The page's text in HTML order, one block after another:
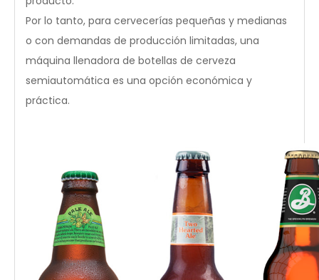
Por lo tanto, para cervecerías pequeñas y medianas
o con demandas de producción limitadas, una
máquina llenadora de botellas de cerveza
semiautomática es una opción económica y
práctica.